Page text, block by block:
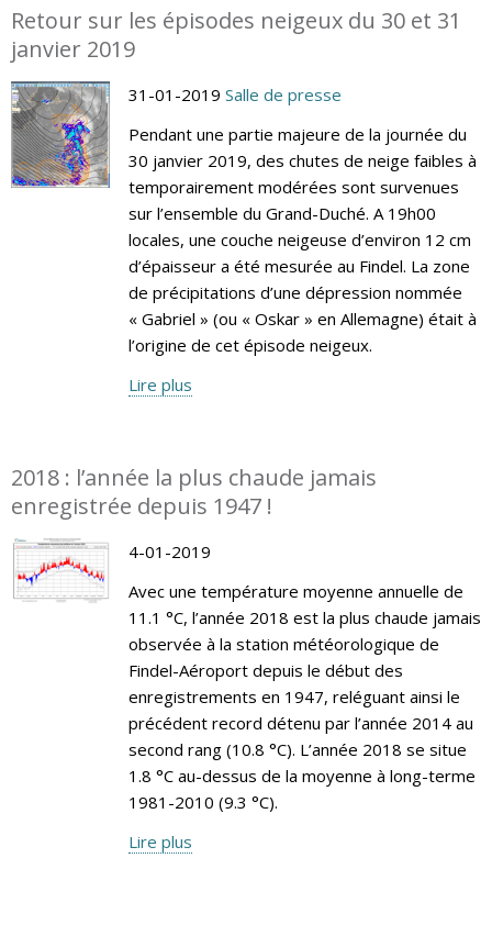
Retour sur les épisodes neigeux du 30 et 31
janvier 2019
31-01-2019 Salle de presse
Pendant une partie majeure de la journée du
30 janvier 2019, des chutes de neige faibles à
temporairement modérées sont survenues
sur l’ensemble du Grand-Duché. A 19h00
locales, une couche neigeuse d’environ 12 cm
d’épaisseur a été mesurée au Findel. La zone
de précipitations d’une dépression nommée
« Gabriel » (ou « Oskar » en Allemagne) était à
l’origine de cet épisode neigeux.
Lire plus
2018 : l’année la plus chaude jamais
enregistrée depuis 1947 !
4-01-2019
Avec une température moyenne annuelle de
11.1 °C, l’année 2018 est la plus chaude jamais
observée à la station météorologique de
Findel-Aéroport depuis le début des
enregistrements en 1947, reléguant ainsi le
précédent record détenu par l’année 2014 au
second rang (10.8 °C). L’année 2018 se situe
1.8 °C au-dessus de la moyenne à long-terme
1981-2010 (9.3 °C).
Lire plus